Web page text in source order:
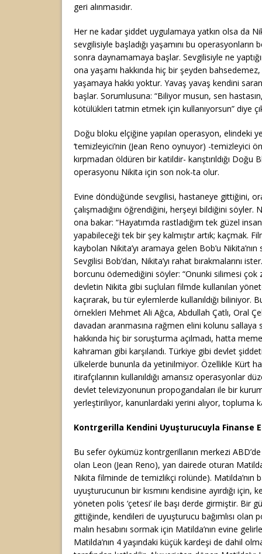
geri alınmasıdır.
Her ne kadar şiddet uygulamaya yatkın olsa da
sevgilisiyle başladığı yaşamını bu operasyonların
sonra daynamamaya başlar. Sevgilisiyle ne
ona yaşamı hakkında hiç bir şeyden
yaşamaya hakkı yoktur. Yavaş yavaş kendini
başlar. Sorumlusuna: “Biliyor musun, sen
kötülükleri tatmin etmek için kullanıyorsun” diye
Doğu bloku elçiğine yapılan operasyon, elindeki
‘temizleyici’nin (Jean Reno oynuyor) -temizleyici
kırpmadan öldüren bir katildir- karıştırıldığı Doğu
operasyonu Nikita için son nok-ta olur.
Evine döndüğünde sevgilisi, hastaneye gittiğini,
çalışmadığını öğrendiğini, herşeyi bildiğini söyler.
ona bakar: “Hayatımda rastladığım tek güzel insan
yapabileceği tek bir şey kalmıştır artık; kaçmak.
kaybolan Nikita’yı aramaya gelen Bob’u
Sevgilisi Bob’dan, Nikita’yı rahat bırakmalarını
borcunu ödemediğini söyler: “Onunki silimesi çok
devletin Nikita gibi suçluları filmde kullanılan
kaçırarak, bu tür eylemlerde kullanıldığı biliniyor.
örnekleri Mehmet Ali Ağca, Abdullah Çatlı, Oral
davadan aranmasına rağmen elini kolunu sallaya
hakkında hiç bir soruşturma açılmadı, hatta
kahraman gibi karşılandı. Türkiye gibi devlet
ülkelerde bununla da yetinilmiyor. Özellikle Kürt
itirafçılarının kullanıldığı amansız operasyonlar
devlet televizyonunun propogandaları ile bir
yerleştiriliyor, kanunlardaki yerini alıyor, topluma
Kontrgerilla Kendini Uyuşturucuyla Finanse
Bu sefer öykümüz kontrgerillanın merkezi
olan Leon (Jean Reno), yan dairede oturan
Nikita filminde de temizlikçi rolünde). Matilda’nın
uyuşturucunun bir kısmını kendisine ayırdığı
yöneten polis ‘çetesi’ ile başı derde girmiştir. Bir
gittiğinde, kendileri de uyuşturucu bağımlısı olan
malın hesabını sormak için Matilda’nın evine
Matilda’nın 4 yaşındaki küçük kardeşi de dahil